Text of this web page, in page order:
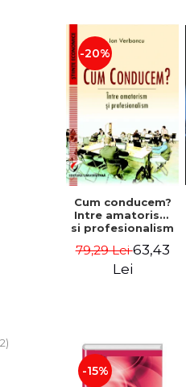
-20%
Cum conducem?
Intre amatorism
si profesionalism
79,29 Lei63,43
Lei
-15%